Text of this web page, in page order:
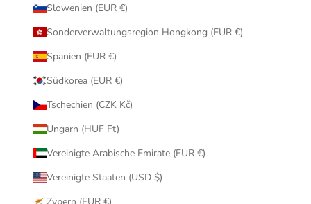
Slowenien (EUR €)
Sonderverwaltungsregion Hongkong (EUR €)
Spanien (EUR €)
Südkorea (EUR €)
Tschechien (CZK Kč)
Ungarn (HUF Ft)
Vereinigte Arabische Emirate (EUR €)
Vereinigte Staaten (USD $)